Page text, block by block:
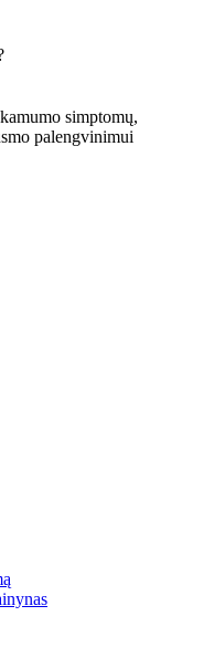
simptomų,
palengvinimui